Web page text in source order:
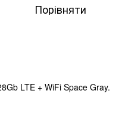
Порівняти
LTE + WiFi Space Gray.